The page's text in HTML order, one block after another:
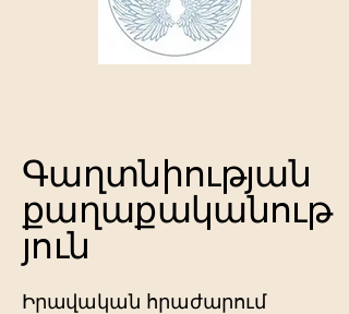
Գաղտնիության
քաղաքականութ
յուն
Իրավական հրաժարում